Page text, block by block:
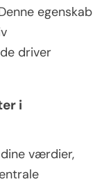
egenskab
driver
i
værdier,